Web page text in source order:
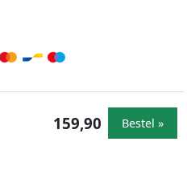
159,90 Bestel »